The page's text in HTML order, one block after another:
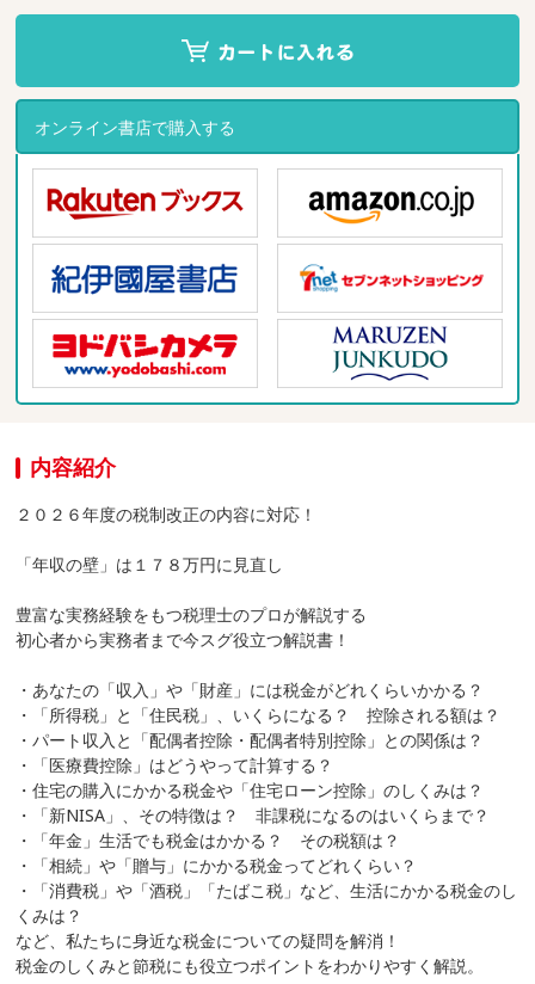
オンライン書店で購入する
内容紹介
２０２６年度の税制改正の内容に対応！
「年収の壁」は１７８万円に見直し
豊富な実務経験をもつ税理士のプロが解説する
初心者から実務者まで今スグ役立つ解説書！
・あなたの「収入」や「財産」には税金がどれくらいかかる？
・「所得税」と「住民税」、いくらになる？ 控除される額は？
・パート収入と「配偶者控除・配偶者特別控除」との関係は？
・「医療費控除」はどうやって計算する？
・住宅の購入にかかる税金や「住宅ローン控除」のしくみは？
・「新NISA」、その特徴は？ 非課税になるのはいくらまで？
・「年金」生活でも税金はかかる？ その税額は？
・「相続」や「贈与」にかかる税金ってどれくらい？
・「消費税」や「酒税」「たばこ税」など、生活にかかる税金のし
くみは？
など、私たちに身近な税金についての疑問を解消！
税金のしくみと節税にも役立つポイントをわかりやすく解説。